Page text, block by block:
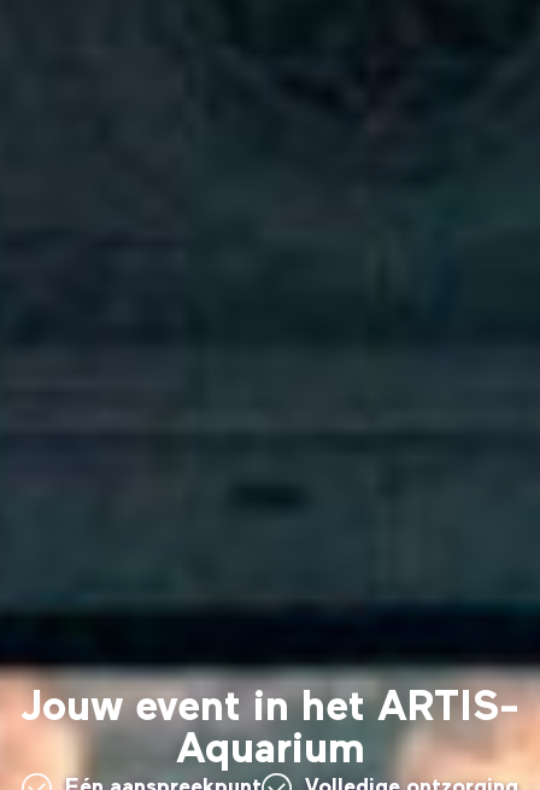
Jouw event in het ARTIS-
Aquarium